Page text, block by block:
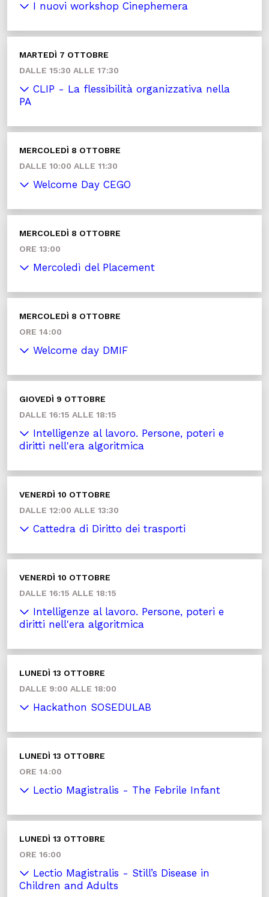
I nuovi workshop Cinephemera
MARTEDÌ 7 OTTOBRE
DALLE 15:30 ALLE 17:30
CLIP - La flessibilità organizzativa nella
PA
MERCOLEDÌ 8 OTTOBRE
DALLE 10:00 ALLE 11:30
Welcome Day CEGO
MERCOLEDÌ 8 OTTOBRE
ORE 13:00
Mercoledì del Placement
MERCOLEDÌ 8 OTTOBRE
ORE 14:00
Welcome day DMIF
GIOVEDÌ 9 OTTOBRE
DALLE 16:15 ALLE 18:15
Intelligenze al lavoro. Persone, poteri e
diritti nell'era algoritmica
VENERDÌ 10 OTTOBRE
DALLE 12:00 ALLE 13:30
Cattedra di Diritto dei trasporti
VENERDÌ 10 OTTOBRE
DALLE 16:15 ALLE 18:15
Intelligenze al lavoro. Persone, poteri e
diritti nell'era algoritmica
LUNEDÌ 13 OTTOBRE
DALLE 9:00 ALLE 18:00
Hackathon SOSEDULAB
LUNEDÌ 13 OTTOBRE
ORE 14:00
Lectio Magistralis - The Febrile Infant
LUNEDÌ 13 OTTOBRE
ORE 16:00
Lectio Magistralis - Still’s Disease in
Children and Adults